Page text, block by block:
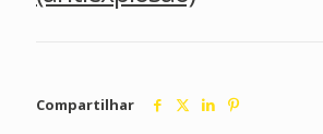
Compartilhar